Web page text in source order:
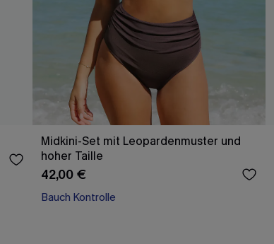
Midkini-Set mit Leopardenmuster und
hoher Taille
42,00 €
Bauch Kontrolle